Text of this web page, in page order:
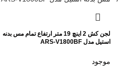
لجن کش 2 اینچ 19 متر ارتفاع تمام مس بدنه
استیل مدل ARS-V1800BF
موجود